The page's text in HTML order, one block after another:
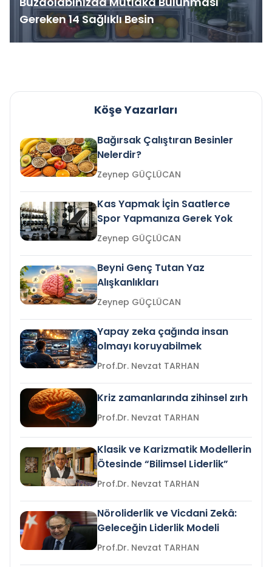
Gereken 14 Sağlıklı Besin
Köşe Yazarları
Bağırsak Çalıştıran Besinler
Nelerdir?
Zeynep GÜÇLÜCAN
Kas Yapmak İçin Saatlerce
Spor Yapmanıza Gerek Yok
Zeynep GÜÇLÜCAN
Beyni Genç Tutan Yaz
Alışkanlıkları
Zeynep GÜÇLÜCAN
Yapay zeka çağında insan
olmayı koruyabilmek
Prof.Dr. Nevzat TARHAN
Kriz zamanlarında zihinsel zırh
Prof.Dr. Nevzat TARHAN
Klasik ve Karizmatik Modellerin
Ötesinde “Bilimsel Liderlik”
Prof.Dr. Nevzat TARHAN
Nöroliderlik ve Vicdani Zekâ:
Geleceğin Liderlik Modeli
Prof.Dr. Nevzat TARHAN